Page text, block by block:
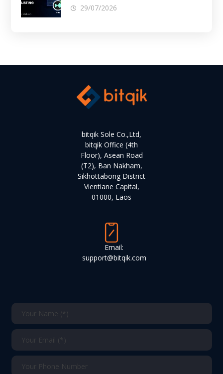
29/07/2026
bitqik Sole Co.,Ltd,
bitqik Office (4th
Floor), Asean Road
(T2), Ban Nakham,
Sikhottabong District
Vientiane Capital,
01000, Laos
Email:
support@bitqik.com